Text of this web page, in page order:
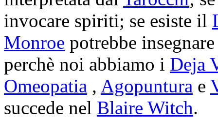
invocare spiriti; se esiste il
Monroe potrebbe
perchè noi abbiamo i Deja
Omeopatia , Agopuntura e
succede nel Blaire Witch.